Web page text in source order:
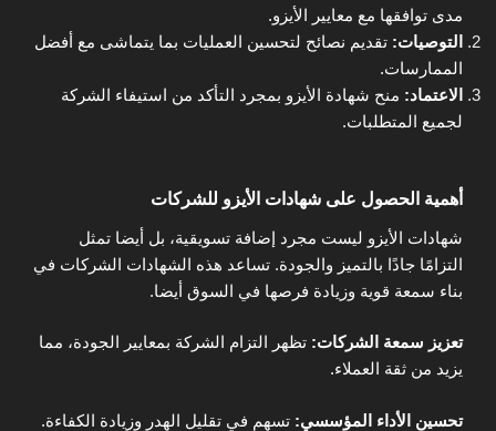
مدى توافقها مع معايير الأيزو.
التوصيات: تقديم نصائح لتحسين العمليات بما يتماشى مع أفضل
الممارسات.
الاعتماد: منح شهادة الأيزو بمجرد التأكد من استيفاء الشركة
لجميع المتطلبات.
أهمية الحصول على شهادات الأيزو للشركات
شهادات الأيزو ليست مجرد إضافة تسويقية، بل أيضا تمثل
التزامًا جادًا بالتميز والجودة. تساعد هذه الشهادات الشركات في
بناء سمعة قوية وزيادة فرصها في السوق أيضا.
تعزيز سمعة الشركات: تظهر التزام الشركة بمعايير الجودة، مما
يزيد من ثقة العملاء.
تحسين الأداء المؤسسي: تسهم في تقليل الهدر وزيادة الكفاءة.